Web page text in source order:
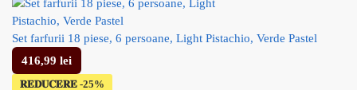
Set farfurii 18 piese, 6 persoane, Light Pistachio, Verde Pastel
416,99 lei
𝐑𝐄𝐃𝐔𝐂𝐄𝐑𝐄